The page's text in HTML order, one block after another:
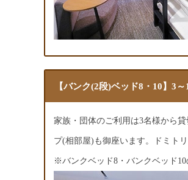
【バンク(2段)ベッド8・10】3～
家族・団体のご利用は3名様から
プ(相部屋)も御座います。ドミト
※バンクベッド8・バンクベッド